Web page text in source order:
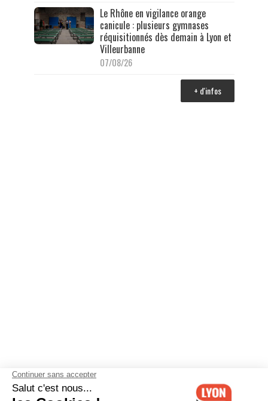
Le Rhône en vigilance orange
canicule : plusieurs gymnases
réquisitionnés dès demain à Lyon et
Villeurbanne
07/08/26
+ d'infos